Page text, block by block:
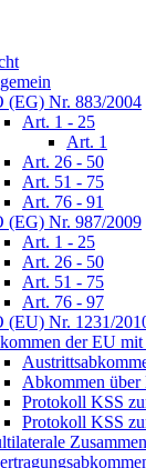
(EG) Nr. 883/2004
Art. 1 - 25
Art. 1
Art. 26 - 50
Art. 51 - 75
Art. 76 - 91
(EG) Nr. 987/2009
Art. 1 - 25
Art. 26 - 50
Art. 51 - 75
Art. 76 - 97
(EU) Nr. 1231/
der EU
Abkommen
Protokoll KSS
Protokoll KSS